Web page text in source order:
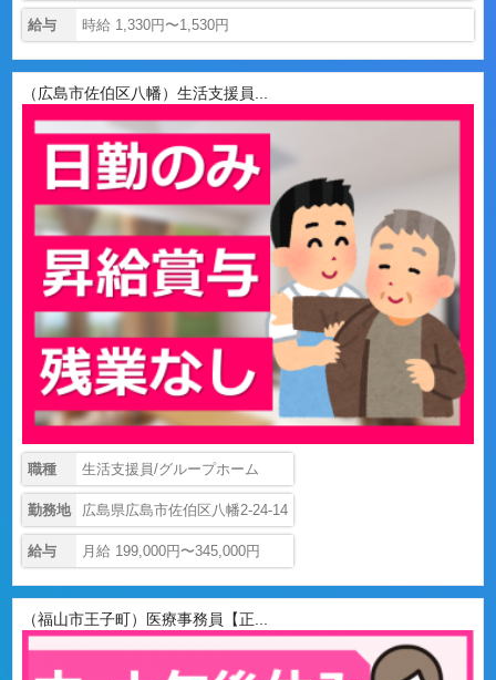
給与 時給 1,330円〜1,530円
（広島市佐伯区八幡）生活支援員...
職種 生活支援員/グループホーム
勤務地 広島県広島市佐伯区八幡2-24-14
給与 月給 199,000円〜345,000円
（福山市王子町）医療事務員【正...